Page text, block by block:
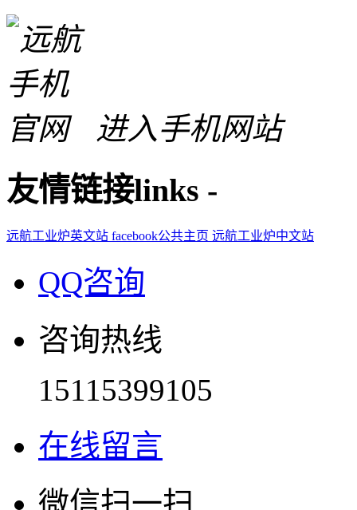
进入手机网站
友情链接links -
远航工业炉英文站 facebook公共主页 远航工业炉中文站
QQ咨询
咨询热线
15115399105
在线留言